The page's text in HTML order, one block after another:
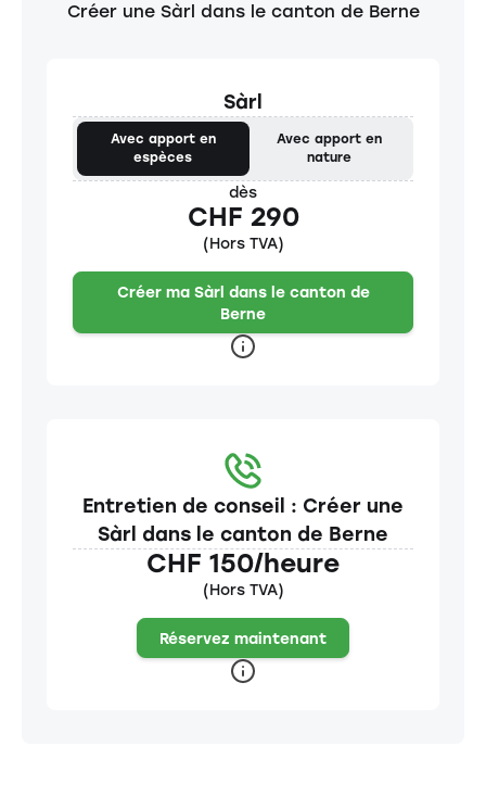
Créer une Sàrl dans le canton de Berne
Sàrl
Avec apport en
espèces
Avec apport en
nature
dès
CHF 290
(Hors TVA)
Créer ma Sàrl dans le canton de
Berne
Entretien de conseil : Créer une
Sàrl dans le canton de Berne
CHF 150/heure
(Hors TVA)
Réservez maintenant